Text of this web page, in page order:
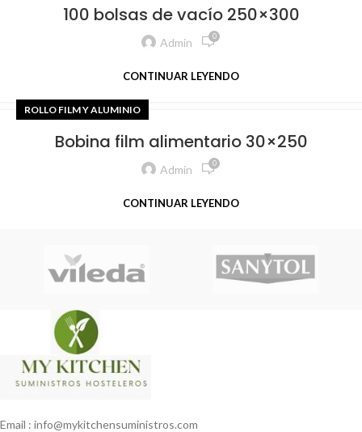
100 bolsas de vacío 250×300
Admin 0
CONTINUAR LEYENDO
ROLLO FILM Y ALUMINIO
Bobina film alimentario 30×250
Admin 0
CONTINUAR LEYENDO
Email : info@mykitchensuministros.com